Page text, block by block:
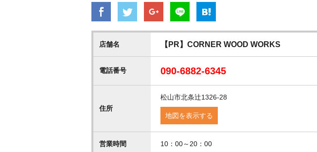
店舗名 【PR】CORNER WOOD WORKS
電話番号 090-6882-6345
住所
松山市北条辻1326-28
地図を表示する
営業時間 10：00～20：00